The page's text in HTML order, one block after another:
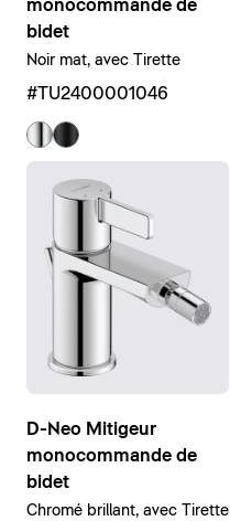
monocommande de
bidet
Noir mat, avec Tirette
#TU2400001046
D-Neo Mitigeur
monocommande de
bidet
Chromé brillant, avec Tirette